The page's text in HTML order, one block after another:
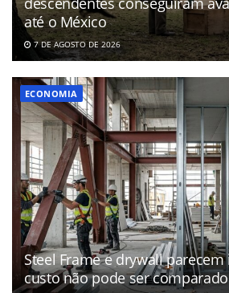
até o México
7 DE AGOSTO DE 2026
ECONOMIA
Steel Frame e drywall
custo não pode ser comparado